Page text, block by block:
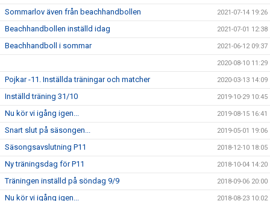
Sommarlov även från beachhandbollen 2021-07-14 19:26
Beachhandbollen inställd idag 2021-07-01 12:38
Beachhandboll i sommar 2021-06-12 09:37
2020-08-10 11:29
Pojkar -11. Inställda träningar och matcher 2020-03-13 14:09
Inställd träning 31/10 2019-10-29 10:45
Nu kör vi igång igen... 2019-08-15 16:41
Snart slut på säsongen... 2019-05-01 19:06
Säsongsavslutning P11 2018-12-10 18:05
Ny träningsdag för P11 2018-10-04 14:20
Träningen inställd på söndag 9/9 2018-09-06 20:00
Nu kör vi igång igen... 2018-08-23 10:02